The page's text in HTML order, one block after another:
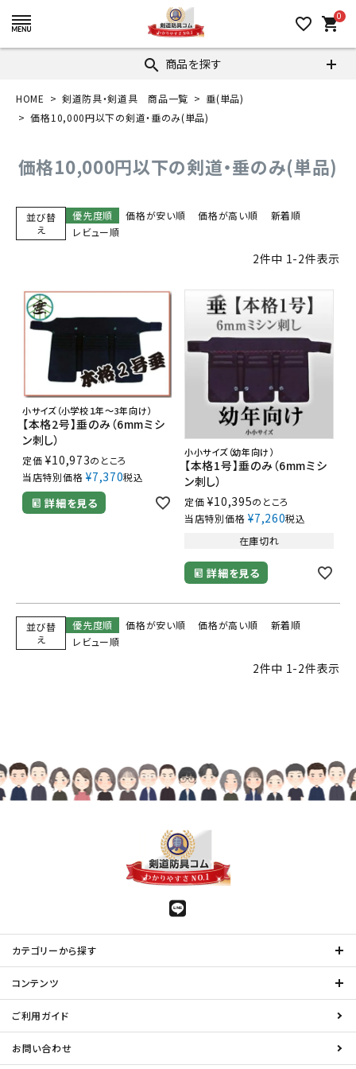
favorite_border 0
shopping_cart
search 商品を探す
HOME 剣道防具・剣道具 商品一覧
垂(単品)
価格10,000円以下の剣道・垂のみ(単品)
価格10,000円以下の剣道・垂のみ(単品)
並び替
え
優先度順 価格が安い順 価格が高い順
新着順
レビュー順
2件中 1-2件表示
小サイズ（小学校１年～3年向け）
【本格2号】垂のみ（6mmミシ
ン刺し）
定価 ¥10,973のところ
当店特別価格 ¥7,370税込
詳細を見る
小小サイズ（幼年向け）
【本格1号】垂のみ（6mmミシ
ン刺し）
定価 ¥10,395のところ
当店特別価格 ¥7,260税込
在庫切れ
詳細を見る
並び替
え
優先度順 価格が安い順 価格が高い順
新着順
レビュー順
2件中 1-2件表示
カテゴリーから探す
コンテンツ
ご利用ガイド
お問い合わせ